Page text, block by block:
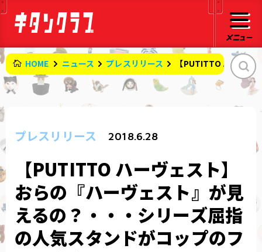
HOME ニュース プレスリリース 【PUTITTO ハーヴ
プレスリリース 2018.6.28
【PUTITTO ハーヴェスト】
おらの『ハーヴェスト』が見
えるの？・・・シリーズ屈指
の人気スタンドがコップのフ